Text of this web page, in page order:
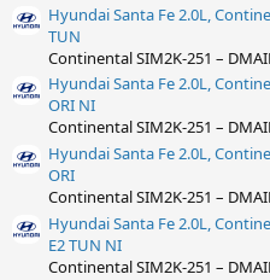
Hyundai Santa Fe 2.0L,
TUN
Continental SIM2K-251 –
Hyundai Santa Fe 2.0L,
ORI NI
Continental SIM2K-251 –
Hyundai Santa Fe 2.0L,
ORI
Continental SIM2K-251 –
Hyundai Santa Fe 2.0L,
E2 TUN NI
Continental SIM2K-251 –